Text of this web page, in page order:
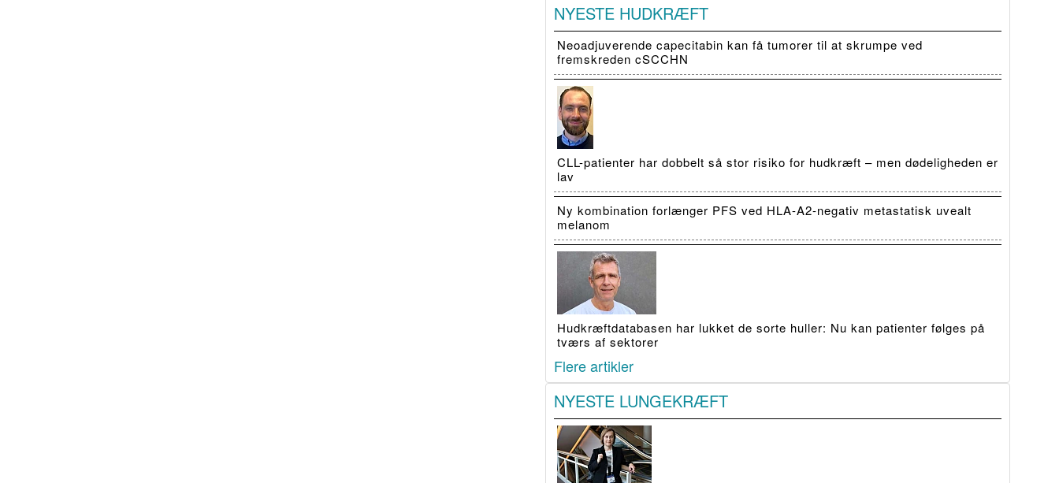
NYESTE HUDKRÆFT
Neoadjuverende capecitabin kan få tumorer til at skrumpe ved
fremskreden cSCCHN
CLL-patienter har dobbelt så stor risiko for hudkræft – men dødeligheden er
lav
Ny kombination forlænger PFS ved HLA-A2-negativ metastatisk uvealt
melanom
Hudkræftdatabasen har lukket de sorte huller: Nu kan patienter følges på
tværs af sektorer
Flere artikler
NYESTE LUNGEKRÆFT